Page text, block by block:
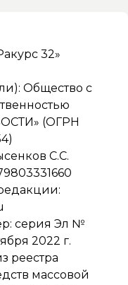
32»
Общество с
(ОГРН
С.С.
серия Эл №
2022 г.
реестра
массовой